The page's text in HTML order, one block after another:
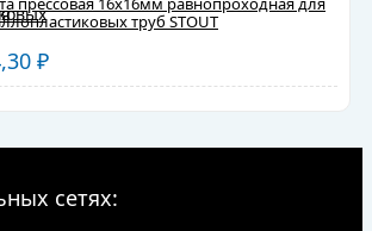
труб STOUT
₽
сетях: